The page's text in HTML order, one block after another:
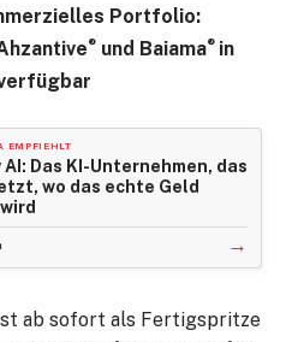
Portfolio:
® und Baiama® in
EMPFIEHLT
Das KI-Unternehmen, das
wo das echte Geld
→
ab sofort als Fertigspritze